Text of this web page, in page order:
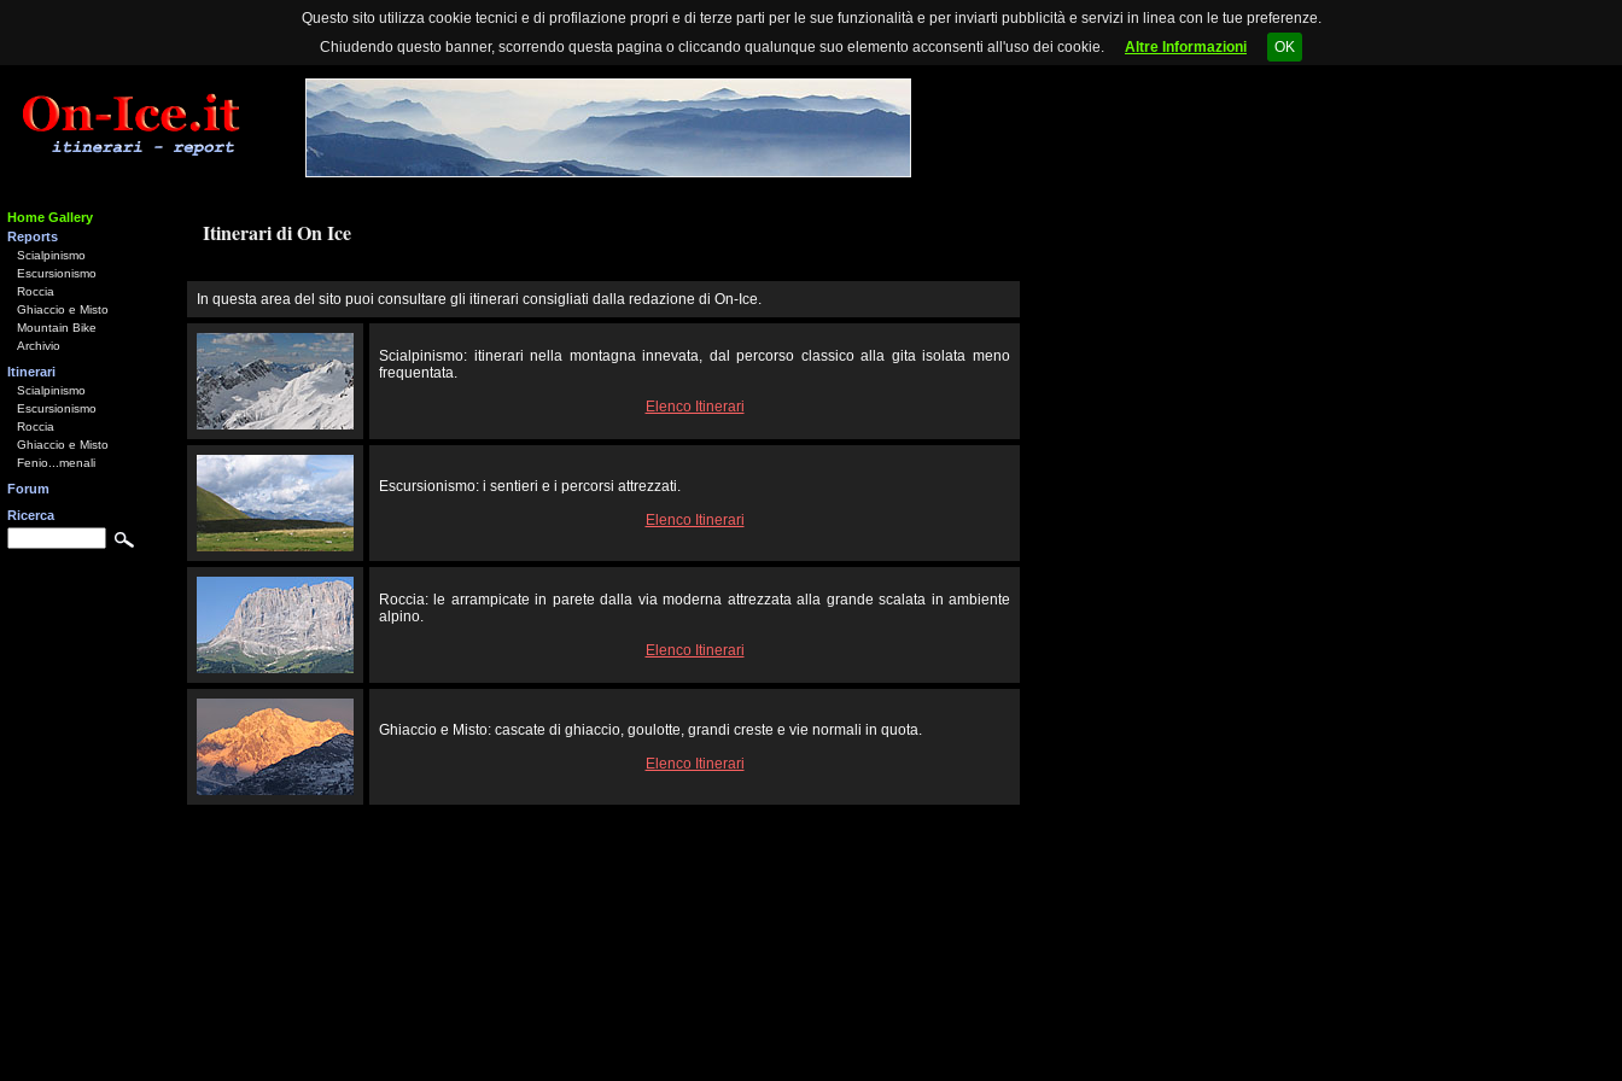
Questo sito utilizza cookie tecnici e di profilazione propri e di terze parti per le sue funzionalità e per inviarti pubblicità e servizi in linea con le tue preferenze.
Chiudendo questo banner, scorrendo questa pagina o cliccando qualunque suo elemento acconsenti all'uso dei cookie.
Altre Informazioni OK
Home Gallery
Reports
Scialpinismo
Escursionismo
Roccia
Ghiaccio e Misto
Mountain Bike
Archivio
Itinerari
Scialpinismo
Escursionismo
Roccia
Ghiaccio e Misto
Fenio...menali
Forum
Ricerca
Itinerari di On Ice
In questa area del sito puoi consultare gli itinerari consigliati dalla redazione di On-Ice.
Scialpinismo: itinerari nella montagna innevata, dal percorso classico alla gita isolata meno
frequentata.
Elenco Itinerari
Escursionismo: i sentieri e i percorsi attrezzati.
Elenco Itinerari
Roccia: le arrampicate in parete dalla via moderna attrezzata alla grande scalata in ambiente
alpino.
Elenco Itinerari
Ghiaccio e Misto: cascate di ghiaccio, goulotte, grandi creste e vie normali in quota.
Elenco Itinerari